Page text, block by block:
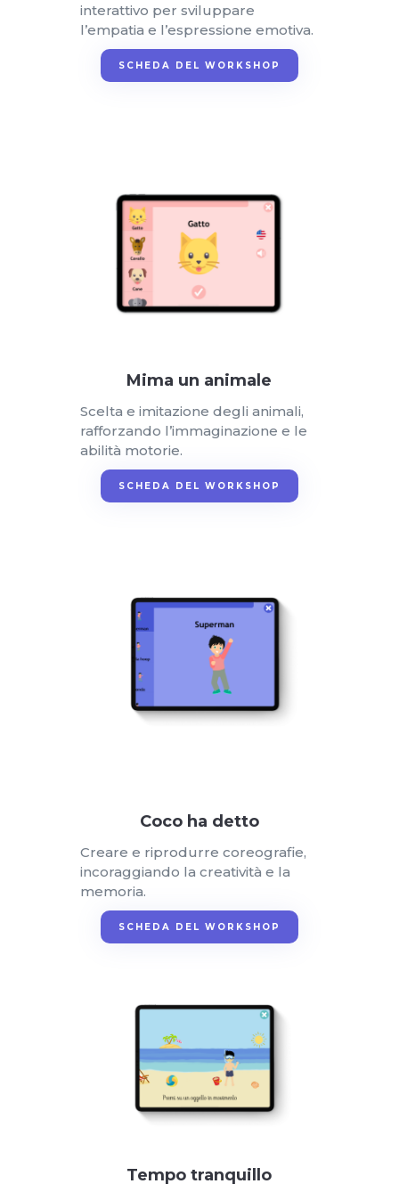
interattivo per sviluppare
l’empatia e l’espressione emotiva.
SCHEDA DEL WORKSHOP
Mima un animale
Scelta e imitazione degli animali,
rafforzando l’immaginazione e le
abilità motorie.
SCHEDA DEL WORKSHOP
Coco ha detto
Creare e riprodurre coreografie,
incoraggiando la creatività e la
memoria.
SCHEDA DEL WORKSHOP
Tempo tranquillo